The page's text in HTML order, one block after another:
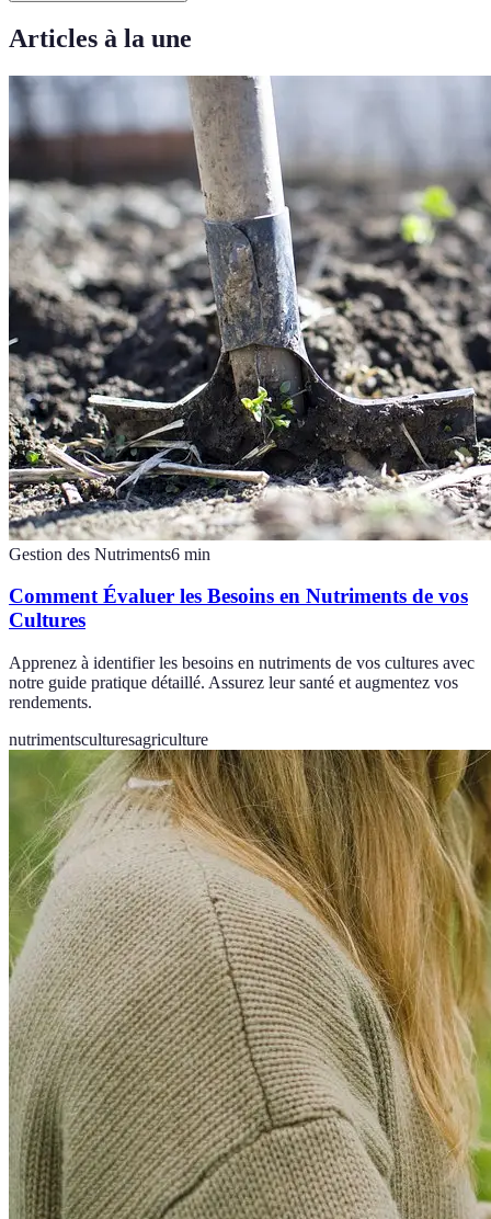
Articles à la une
Gestion des Nutriments6 min
Comment Évaluer les Besoins en Nutriments de vos
Cultures
Apprenez à identifier les besoins en nutriments de vos cultures avec
notre guide pratique détaillé. Assurez leur santé et augmentez vos
rendements.
nutrimentsculturesagriculture